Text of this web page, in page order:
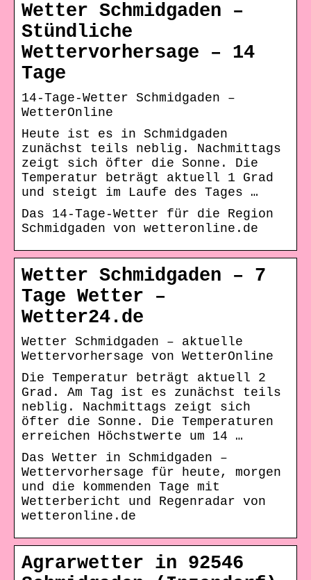
Wetter Schmidgaden –
Stündliche
Wettervorhersage – 14
Tage
14-Tage-Wetter Schmidgaden –
WetterOnline
Heute ist es in Schmidgaden
zunächst teils neblig. Nachmittags
zeigt sich öfter die Sonne. Die
Temperatur beträgt aktuell 1 Grad
und steigt im Laufe des Tages …
Das 14-Tage-Wetter für die Region
Schmidgaden von wetteronline.de
Wetter Schmidgaden – 7
Tage Wetter –
Wetter24.de
Wetter Schmidgaden – aktuelle
Wettervorhersage von WetterOnline
Die Temperatur beträgt aktuell 2
Grad. Am Tag ist es zunächst teils
neblig. Nachmittags zeigt sich
öfter die Sonne. Die Temperaturen
erreichen Höchstwerte um 14 …
Das Wetter in Schmidgaden –
Wettervorhersage für heute, morgen
und die kommenden Tage mit
Wetterbericht und Regenradar von
wetteronline.de
Agrarwetter in 92546